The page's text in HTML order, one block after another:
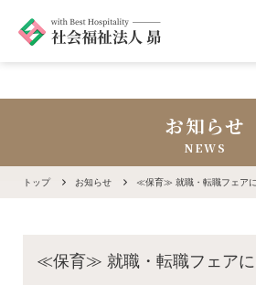
お知らせ
NEWS
トップ お知らせ ≪保育≫ 就職・転職フェアに
≪保育≫ 就職・転職フェアに